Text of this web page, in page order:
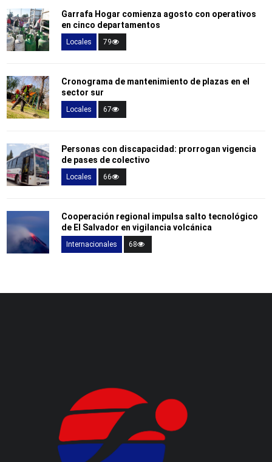
Garrafa Hogar comienza agosto con operativos
en cinco departamentos
Locales 79
Cronograma de mantenimiento de plazas en el
sector sur
Locales 67
Personas con discapacidad: prorrogan vigencia
de pases de colectivo
Locales 66
Cooperación regional impulsa salto tecnológico
de El Salvador en vigilancia volcánica
Internacionales 68